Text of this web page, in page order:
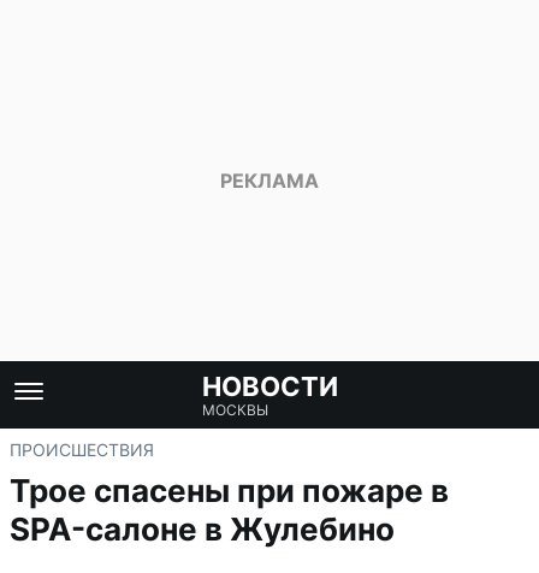
НОВОСТИ
МОСКВЫ
ПРОИСШЕСТВИЯ
Трое спасены при пожаре в
SPA-салоне в Жулебино